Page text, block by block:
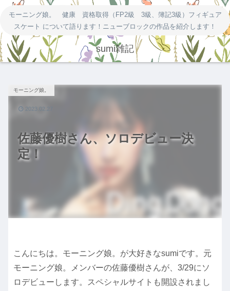
モーニング娘。 健康 資格取得（FP2級 3級、簿記3級）フィギュア
スケート について語ります！ニューブロックの作品を紹介します！
sumi雑記
佐藤優樹さん、ソロデビュー決
定！
モーニング娘。
2023.02.27
こんにちは。モーニング娘。が大好きなsumiです。元
モーニング娘。メンバーの佐藤優樹さんが、3/29にソ
ロデビューします。スペシャルサイトも開設されまし